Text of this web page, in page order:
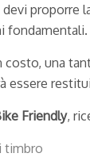
devi proporre
costo, una
essere
Friendly,
timbro